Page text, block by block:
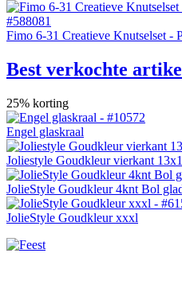
Fimo 6-31 Creatieve Knutselset -
Best verkochte
25% korting
Engel glaskraal
Joliestyle Goudkleur vierkant
JolieStyle Goudkleur 4knt Bol
JolieStyle Goudkleur xxxl